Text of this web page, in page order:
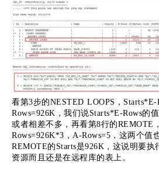
看第3步的NESTED LOOPS，
Rows=926K，我们说Starts*E-Rows的
或者相差不多，再看第8行的REMOTE
Rows=926K*3，A-Rows=5，这两个值
REMOTE的Starts是926K，这说明要执
资源而且还是在远程库的表上。